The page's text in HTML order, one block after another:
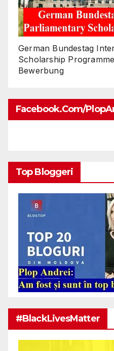
German Bundestag
Scholarship
Bewerbung
Facebook.com/
Top Bloggeri
#BlackLivesMatter